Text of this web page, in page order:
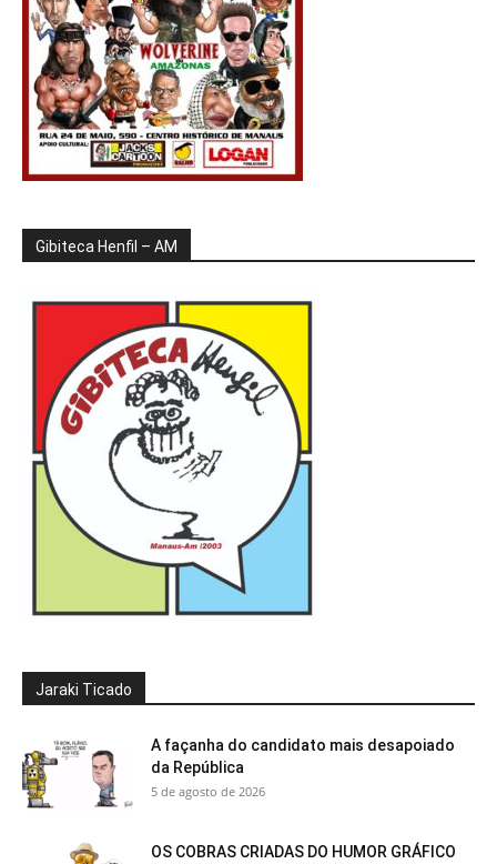
Gibiteca Henfil – AM
Jaraki Ticado
A façanha do candidato mais desapoiado
da República
5 de agosto de 2026
OS COBRAS CRIADAS DO HUMOR GRÁFICO